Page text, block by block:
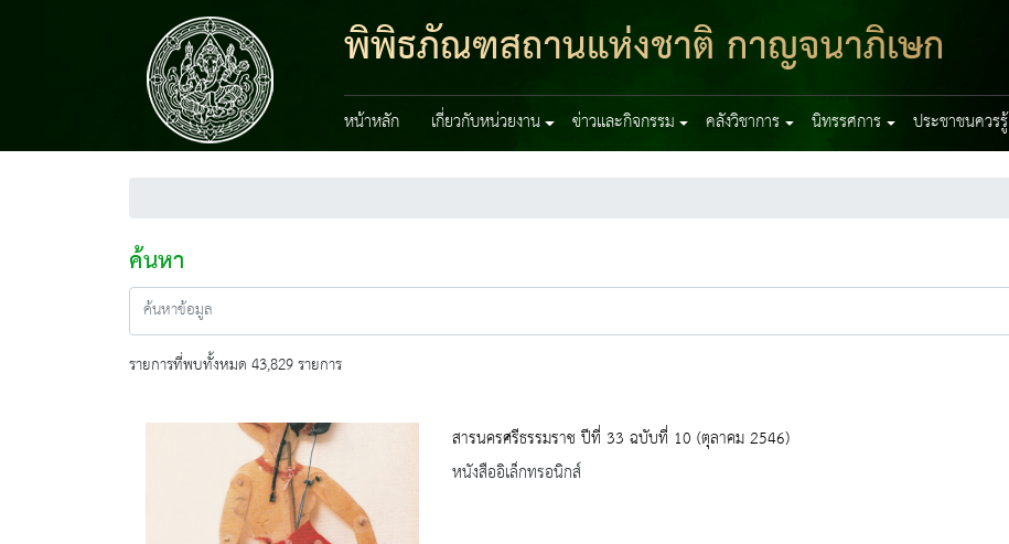
พิพิธภัณฑสถานแห่งชาติ กาญจนาภิเษก
หน้าหลัก เกี่ยวกับหน่วยงาน ข่าวและกิจกรรม คลังวิชาการ นิทรรศการ ประชาชนควรรู้
ค้นหา
รายการที่พบทั้งหมด 43,829 รายการ
สารนครศรีธรรมราช ปีที่ 33 ฉบับที่ 10 (ตุลาคม 2546)
หนังสืออิเล็กทรอนิกส์